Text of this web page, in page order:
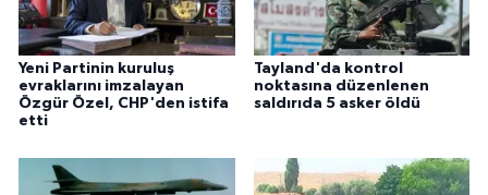
Yeni Partinin kuruluş
evraklarını imzalayan
Özgür Özel, CHP'den istifa
etti
Tayland'da kontrol
noktasına düzenlenen
saldırıda 5 asker öldü